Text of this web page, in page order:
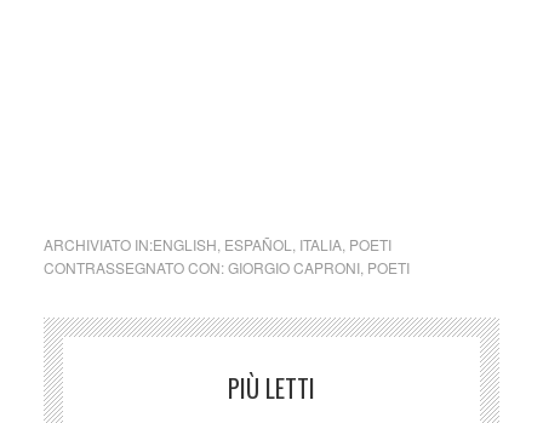
ARCHIVIATO IN:ENGLISH ESPAÑOL ITALIA, POETI
CONTRASSEGNATO CON:GIORGIO CAPRONI, POETI
PIÙ LETTI